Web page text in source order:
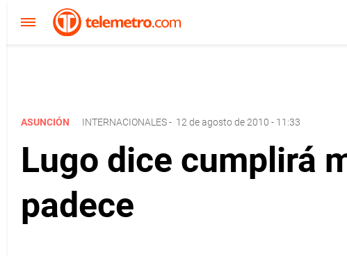
ASUNCIÓN INTERNACIONALES- 12 de agosto de 2010 - 11:33
Lugo dice cumplirá
padece